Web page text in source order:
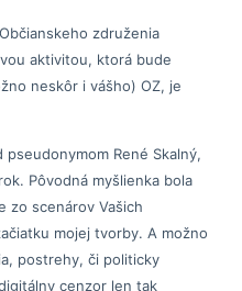
združenia
aktivitou, ktorá bude
neskôr i vášho) OZ, je
René Skalný,
Pôvodná myšlienka bola
zo scenárov Vašich
mojej tvorby. A možno
postrehy, či politicky
cenzor len tak